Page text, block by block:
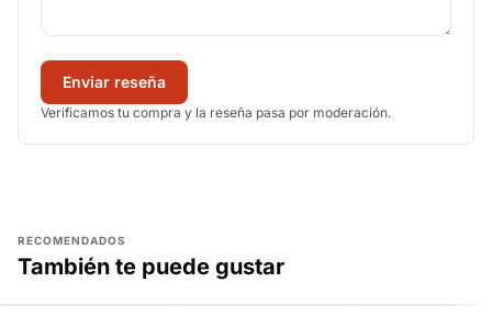
Enviar reseña
Verificamos tu compra y la reseña pasa por moderación.
RECOMENDADOS
También te puede gustar
AGREGAR AGREGAR